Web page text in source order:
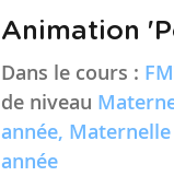
Animation
Dans le cours :
de niveau
année,
année